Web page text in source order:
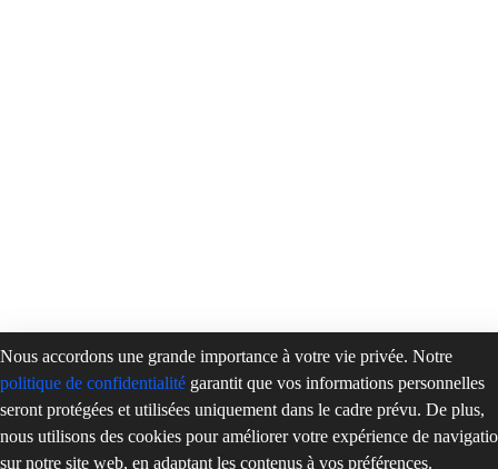
Nous accordons une grande importance à votre vie privée. Notre
politique de confidentialité garantit que vos informations personnelles
seront protégées et utilisées uniquement dans le cadre prévu. De plus,
nous utilisons des cookies pour améliorer votre expérience de
sur notre site web, en adaptant les contenus à vos préférences.